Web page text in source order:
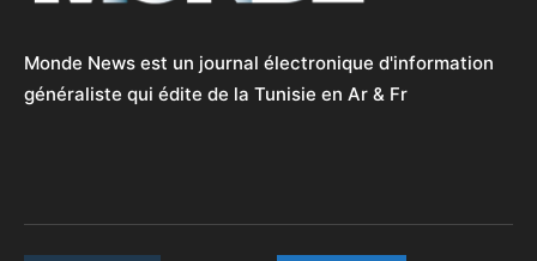
Monde News est un journal électronique d'information
généraliste qui édite de la Tunisie en Ar & Fr